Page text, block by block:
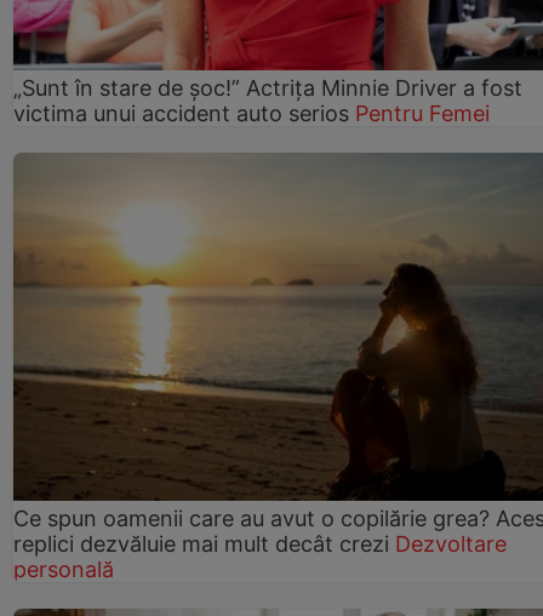
„Sunt în stare de șoc!” Actrița Minnie Driver a fost
victima unui accident auto serios Pentru Femei
Ce spun oamenii care au avut o copilărie grea?
replici dezvăluie mai mult decât crezi Dezvoltare
personală